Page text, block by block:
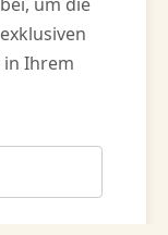
in Ihrem